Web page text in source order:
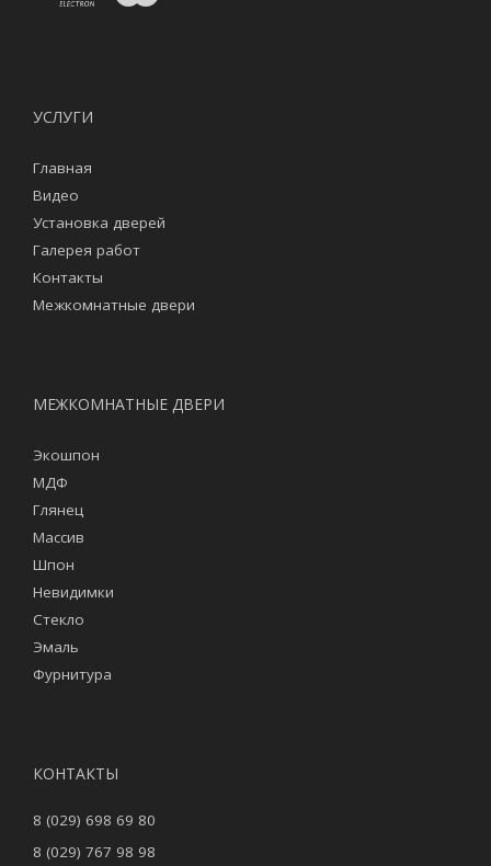
УСЛУГИ
Главная
Видео
Установка дверей
Галерея работ
Контакты
Межкомнатные двери
МЕЖКОМНАТНЫЕ ДВЕРИ
Экошпон
МДФ
Глянец
Массив
Шпон
Невидимки
Стекло
Эмаль
Фурнитура
КОНТАКТЫ
8 (029) 698 69 80
8 (029) 767 98 98